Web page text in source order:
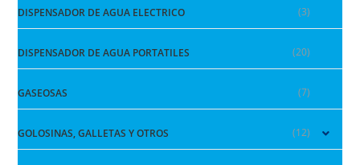
DISPENSADOR DE AGUA ELECTRICO (3)
DISPENSADOR DE AGUA PORTATILES (20)
GASEOSAS (7)
GOLOSINAS, GALLETAS Y OTROS (12)